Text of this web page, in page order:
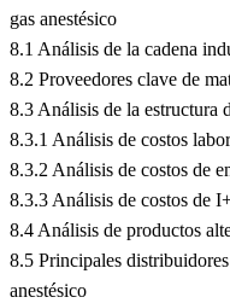
gas anestésico
8.1 Análisis de la cadena
8.2 Proveedores clave de
8.3 Análisis de la estructura
8.3.1 Análisis de costos
8.3.2 Análisis de costos de
8.3.3 Análisis de costos de
8.4 Análisis de productos
8.5 Principales
anestésico